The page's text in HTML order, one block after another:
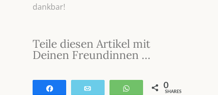
dankbar!
Teile diesen Artikel mit
Deinen Freundinnen …
WhatsApp
0
SHARES